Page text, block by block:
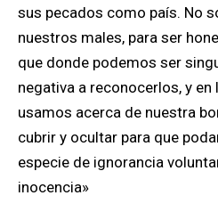
sus pecados como país. No
nuestros males, para ser
que donde podemos ser
negativa a reconocerlos, y
usamos acerca de nuestra
cubrir y ocultar para que
especie de ignorancia
inocencia»